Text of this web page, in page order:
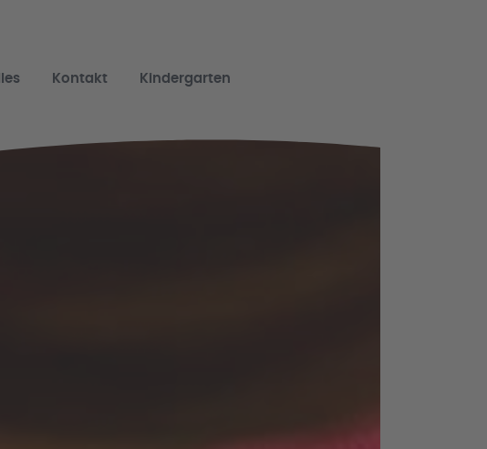
Kontakt Kindergarten